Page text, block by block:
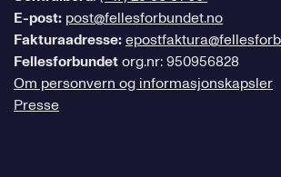
E-post: post@fellesforbundet.no
Fakturaadresse:
Fellesforbundetorg.nr: 950956828
Om personvern og informasjonskapsler
Presse